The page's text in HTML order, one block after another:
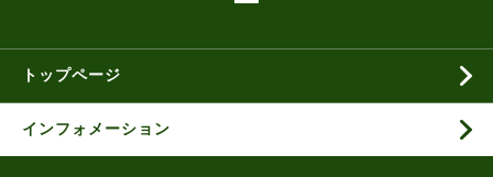
トップページ
インフォメーション